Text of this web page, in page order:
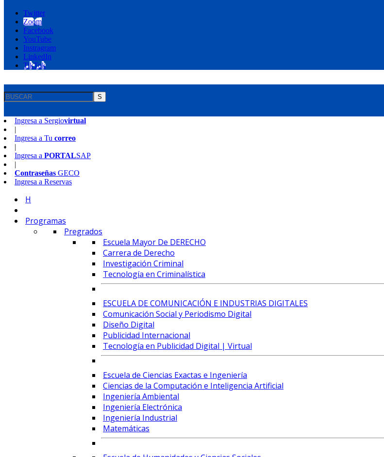
Twitter
Zoom
Facebook
YouTube
Instragram
LinkedIn
TikTok
S
Ingresa a Sergiovirtual
|
Ingresa a Tu correo
|
Ingresa a PORTALSAP
|
Contraseñas GECO
Ingresa a Reservas
H
Programas
Pregrados
Escuela Mayor De DERECHO
Carrera de Derecho
Investigación Criminal
Tecnología en Criminalística
ESCUELA DE COMUNICACIÓN E INDUSTRIAS DIGITALES
Comunicación Social y Periodismo Digital
Diseño Digital
Publicidad Internacional
Tecnología en Publicidad Digital | Virtual
Escuela de Ciencias Exactas e Ingeniería
Ciencias de la Computación e Inteligencia Artificial
Ingeniería Ambiental
Ingeniería Electrónica
Ingeniería Industrial
Matemáticas